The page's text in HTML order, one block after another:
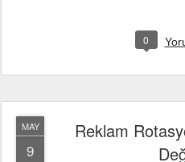
0
MAY
9
Reklam